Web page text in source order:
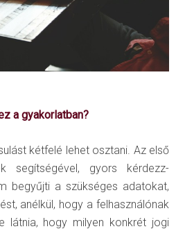
a gyakorlatban?
kétfelé lehet osztani. Az első
segítségével, gyors kérdezz-
begyűjti a szükséges adatokat,
anélkül, hogy a felhasználónak
látnia, hogy milyen konkrét jogi